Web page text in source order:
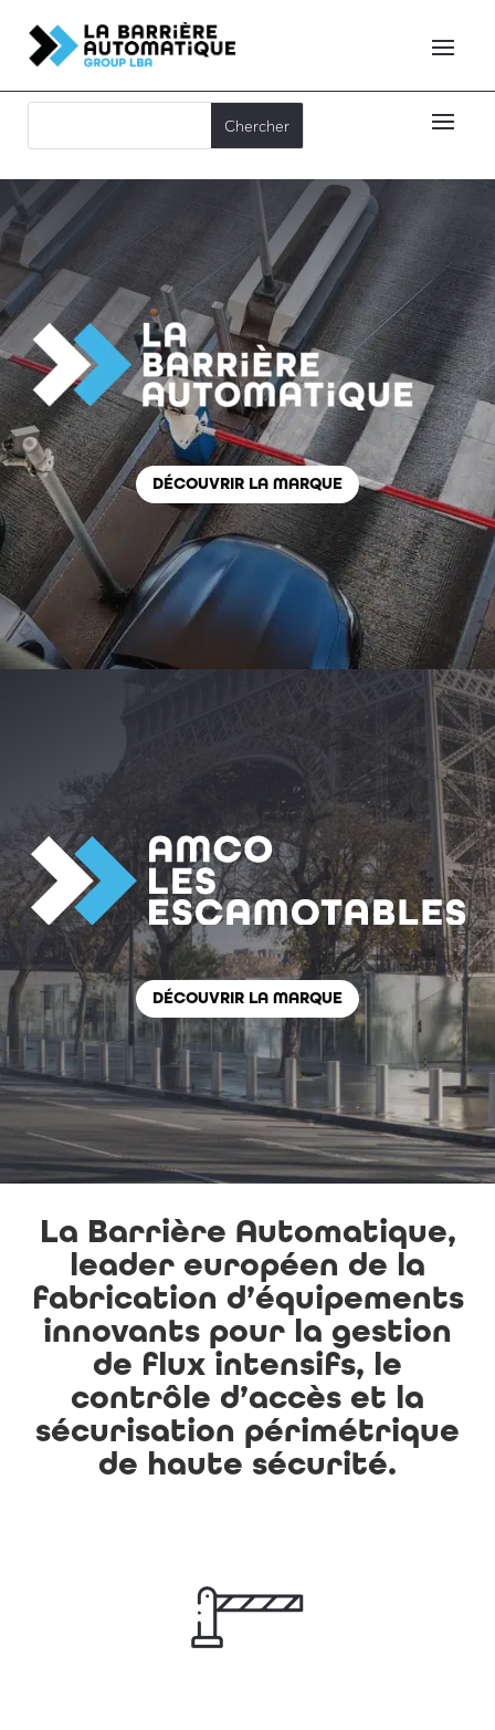
DÉCOUVRIR LA MARQUE
DÉCOUVRIR LA MARQUE
La Barrière Automatique,
leader européen de la
fabrication d’équipements
innovants pour la gestion
de flux intensifs, le
contrôle d’accès et la
sécurisation périmétrique
de haute sécurité.